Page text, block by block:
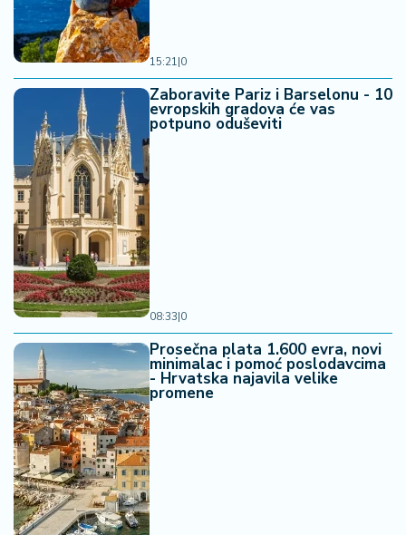
15:21|0
Zaboravite Pariz i Barselonu - 10
evropskih gradova će vas
potpuno oduševiti
08:33|0
Prosečna plata 1.600 evra, novi
minimalac i pomoć poslodavcima
- Hrvatska najavila velike
promene